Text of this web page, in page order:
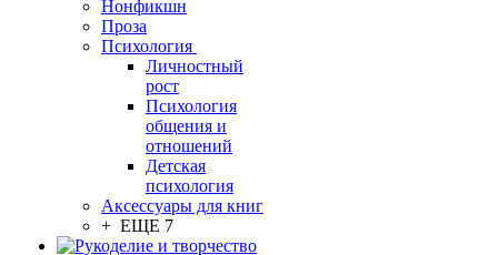
Нонфикшн
Проза
Психология
Личностный
рост
Психология
общения и
отношений
Детская
психология
Аксессуары для книг
+ ЕЩЕ 7